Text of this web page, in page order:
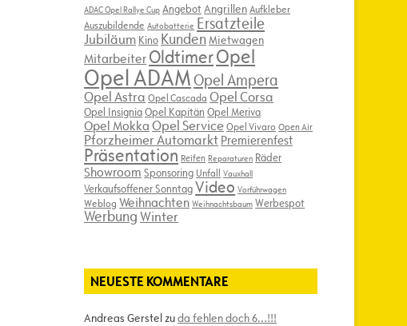
ADAC Opel Rallye Cup AngebotAngrillenAufkleber
Auszubildende Autobatterie Ersatzteile
Jubiläum Kino Kunden Mietwagen
Mitarbeiter OldtimerOpel
Opel ADAM Opel Ampera
Opel Astra Opel Cascada Opel Corsa
Opel InsigniaOpel Kapitän Opel Meriva
Opel Mokka Opel ServiceOpel Vivaro Open Air
Pforzheimer Automarkt Premierenfest
Präsentation Reifen Reparaturen Räder
Showroom Sponsoring Unfall Vauxhall
Verkaufsoffener SonntagVideo Vorführwagen
Weblog Weihnachten Weihnachtsbaum Werbespot
WerbungWinter
NEUESTE KOMMENTARE
Andreas Gerstelzuda fehlen doch 6…!!!